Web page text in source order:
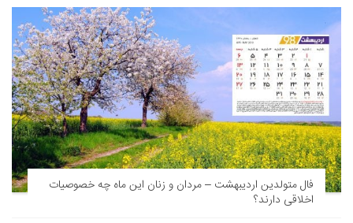
فال متولدین اردیبهشت – مردان و زنان این ماه چه خصوصیات
اخلاقی دارند؟